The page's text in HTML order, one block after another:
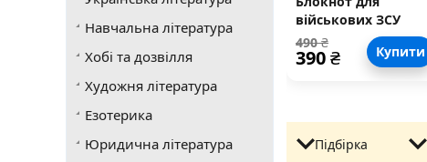
Навчальна література
Хобі та дозвілля
Художня література
Езотерика
Юридична література
військових ЗСУ
(золоте тиснення)
490₴
390₴ Купити
Підбірка